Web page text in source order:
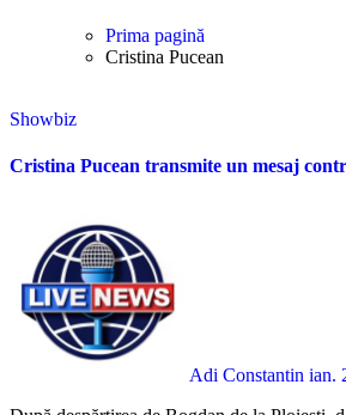
Prima pagină
Cristina Pucean
Showbiz
Cristina Pucean transmite un mesaj
Adi Constantin ian.